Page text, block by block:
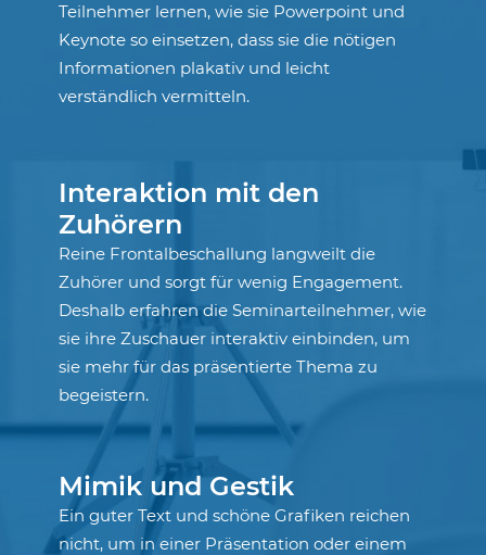
Teilnehmer lernen, wie sie Powerpoint und
Keynote so einsetzen, dass sie die nötigen
Informationen plakativ und leicht
verständlich vermitteln.
Interaktion mit den
Zuhörern
Reine Frontalbeschallung langweilt die
Zuhörer und sorgt für wenig Engagement.
Deshalb erfahren die Seminarteilnehmer, wie
sie ihre Zuschauer interaktiv einbinden, um
sie mehr für das präsentierte Thema zu
begeistern.
Mimik und Gestik
Ein guter Text und schöne Grafiken reichen
nicht, um in einer Präsentation oder einem